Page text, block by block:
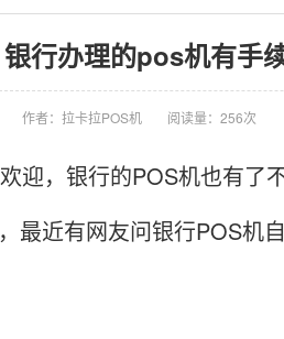
行办理的pos机有手
作者：拉卡拉POS机 阅读量：256次
迎，银行的POS机也有了
最近有网友问银行POS机